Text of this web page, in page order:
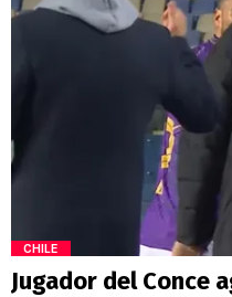
CHILE
Jugador del Conce